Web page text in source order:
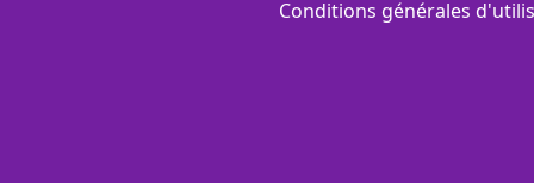
Conditions générales